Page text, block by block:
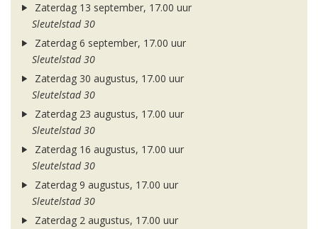
Zaterdag 13 september, 17.00 uur
Sleutelstad 30
Zaterdag 6 september, 17.00 uur
Sleutelstad 30
Zaterdag 30 augustus, 17.00 uur
Sleutelstad 30
Zaterdag 23 augustus, 17.00 uur
Sleutelstad 30
Zaterdag 16 augustus, 17.00 uur
Sleutelstad 30
Zaterdag 9 augustus, 17.00 uur
Sleutelstad 30
Zaterdag 2 augustus, 17.00 uur